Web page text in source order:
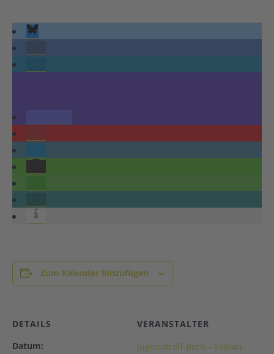
Zum Kalender hinzufügen
DETAILS
Datum:
VERANSTALTER
Jugendtreff Born – Fabian